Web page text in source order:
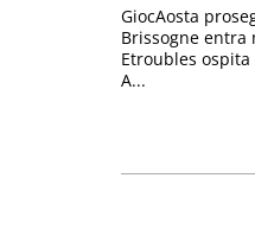
GiocAosta
Brissogne entra
Etroubles ospita
A...